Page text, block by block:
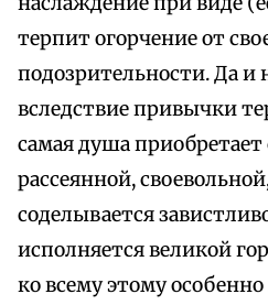
терпит огорчение от
подозрительности. Да и
вследствие привычки
самая душа приобретает
рассеянной,
соделывается
исполняется великой
ко всему этому